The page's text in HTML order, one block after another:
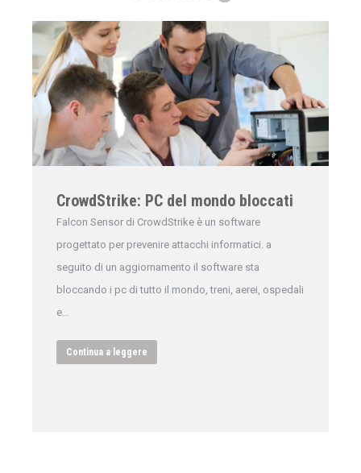
CrowdStrike: PC del mondo bloccati
Falcon Sensor di CrowdStrike è un software
progettato per prevenire attacchi informatici. a
seguito di un aggiornamento il software sta
bloccando i pc di tutto il mondo, treni, aerei, ospedali
e…
Continua a leggere